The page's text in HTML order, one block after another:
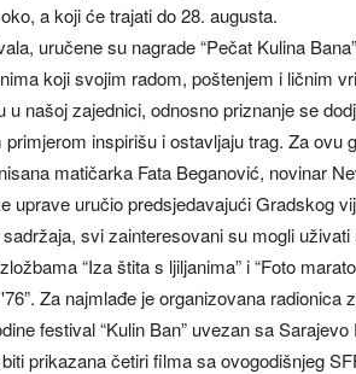
a koji će trajati do 28. augusta.
uručene su nagrade “Pečat Kulina
koji svojim radom, poštenjem i ličnim
u našoj zajednici, odnosno priznanje se
inspirišu i ostavljaju trag. Za ovu
matičarka Fata Beganović, novinar
uprave uručio predsjedavajući Gradskog
svi zainteresovani su mogli
“Iza štita s ljiljanima” i “Foto
Za najmlađe je organizovana radionica
festival “Kulin Ban” uvezan sa
prikazana četiri filma sa ovogodišnjeg